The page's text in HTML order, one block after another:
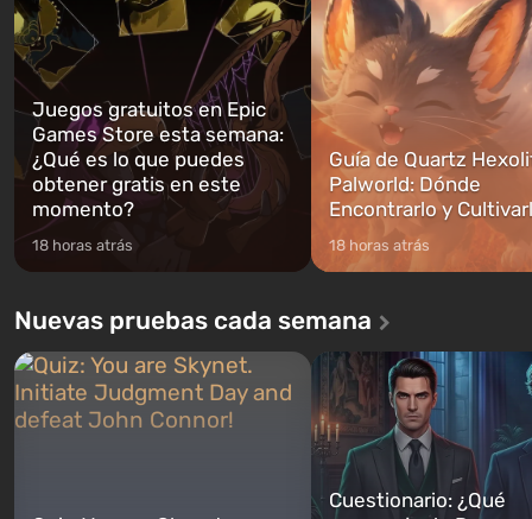
Juegos gratuitos en Epic
Games Store esta semana:
¿Qué es lo que puedes
obtener gratis en este
momento?
18 horas atrás
Guía de Quartz
Palworld: Dónde
Encontrarlo y
18 horas atrás
Nuevas pruebas cada semana
Cuestionario: ¿Qué